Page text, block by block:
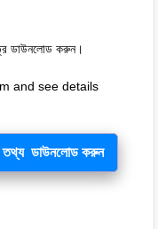
ডাউনলোড করুন।
and see details
তথ্য ডাউনলোড করুন